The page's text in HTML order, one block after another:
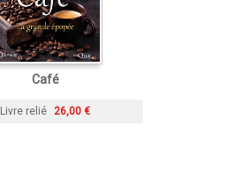
Café
Livre relié 26,00 €